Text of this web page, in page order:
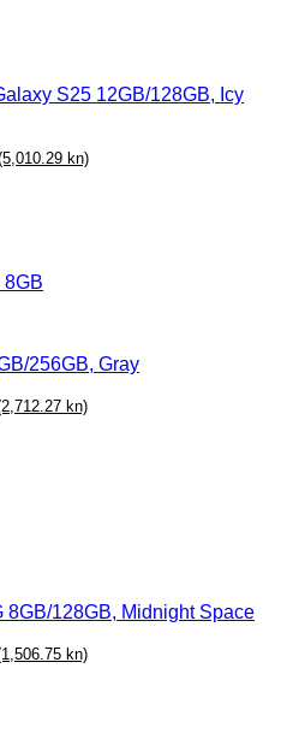
S25 12GB/128GB, Icy
kn)
256GB, Gray
kn)
8GB/128GB, Midnight Space
kn)